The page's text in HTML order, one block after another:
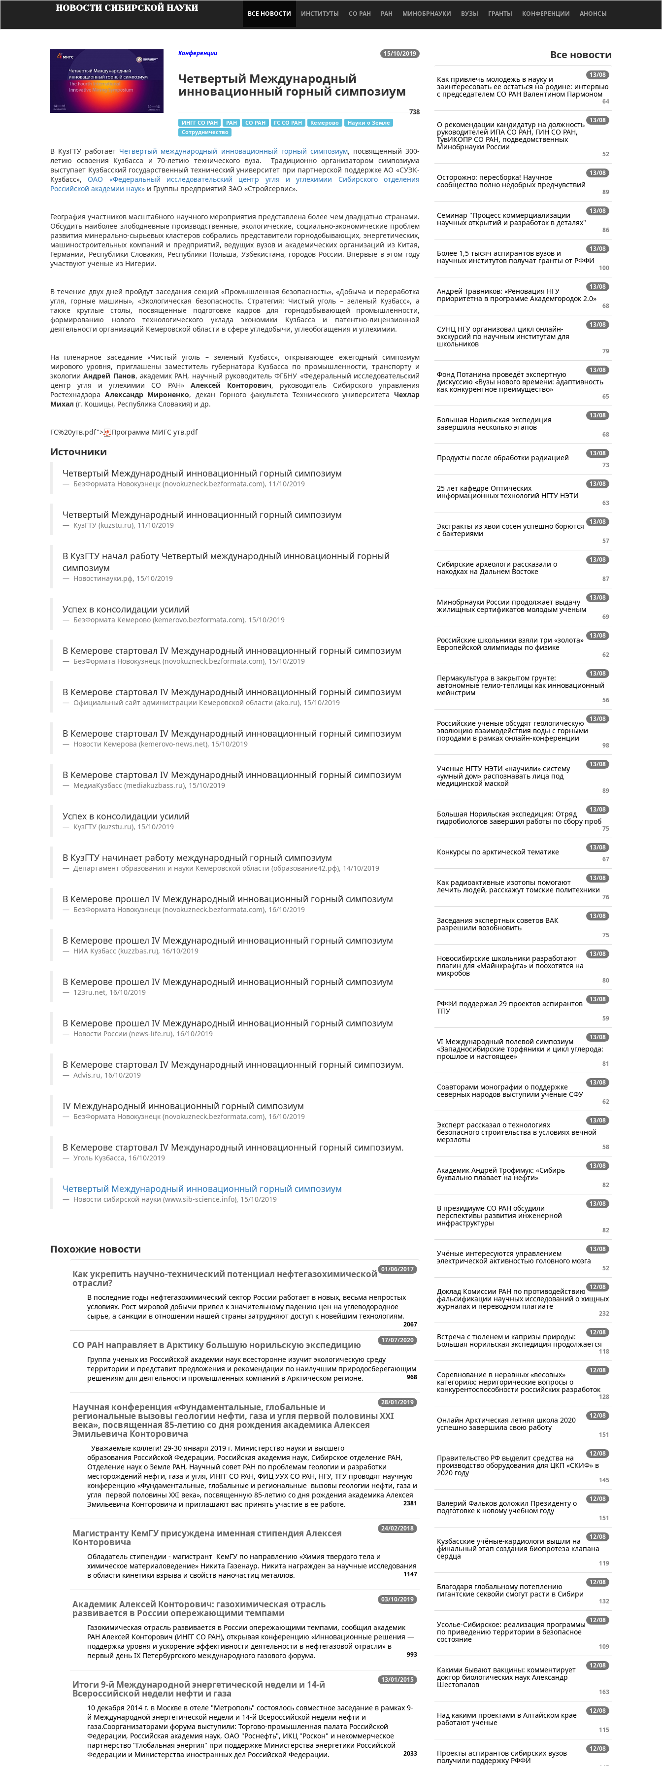
НОВОСТИ СИБИРСКОЙ НАУКИ
ВСЕ НОВОСТИ ИНСТИТУТЫ СО РАН РАН МИНОБРНАУКИ ВУЗЫ ГРАНТЫ КОНФЕРЕНЦИИ АНОНСЫ
15/10/2019
Конференции
Четвертый Международный
инновационный горный симпозиум
738
ИНГГ СО РАН РАН СО РАН ГС СО РАН Кемерово
Науки о Земле
Сотрудничество
В КузГТУ работает Четвертый международный инновационный горный симпозиум, посвященный 300-
летию освоения Кузбасса и 70-летию технического вуза. Традиционно организатором симпозиума
выступает Кузбасский государственный технический университет при партнерской поддержке АО «СУЭК-
Кузбасс», ОАО «Федеральный исследовательский центр угля и углехимии Сибирского отделения
Российской академии наук» и Группы предприятий ЗАО «Стройсервис».
География участников масштабного научного мероприятия представлена более чем двадцатью странами.
Обсудить наиболее злободневные производственные, экологические, социально-экономические проблем
развития минерально-сырьевых кластеров собрались представители горнодобывающих, энергетических,
машиностроительных компаний и предприятий, ведущих вузов и академических организаций из Китая,
Германии, Республики Словакия, Республики Польша, Узбекистана, городов России. Впервые в этом году
участвуют ученые из Нигерии.
В течение двух дней пройдут заседания секций «Промышленная безопасность», «Добыча и переработка
угля, горные машины», «Экологическая безопасность. Стратегия: Чистый уголь – зеленый Кузбасс», а
также круглые столы, посвященные подготовке кадров для горнодобывающей промышленности,
формированию нового технологического уклада экономики Кузбасса и патентно-лицензионной
деятельности организаций Кемеровской области в сфере угледобычи, углеобогащения и углехимии.
На пленарное заседание «Чистый уголь – зеленый Кузбасс», открывающее ежегодный симпозиум
мирового уровня, приглашены заместитель губернатора Кузбасса по промышленности, транспорту и
экологииАндрей Панов, академик РАН, научный руководитель ФГБНУ «Федеральный исследовательский
центр угля и углехимии СО РАН» Алексей Конторович, руководитель Сибирского управления
Ростехнадзора Александр Мироненко, декан Горного факультета Технического университета Чехлар
Михал (г. Кошицы, Республика Словакия) и др.
ГС%20утв.pdf"> Программа МИГС утв.pdf
Источники
Четвертый Международный инновационный горный симпозиум
БезФормата Новокузнецк (novokuzneck.bezformata.com), 11/10/2019
Четвертый Международный инновационный горный симпозиум
КузГТУ (kuzstu.ru), 11/10/2019
В КузГТУ начал работу Четвертый международный инновационный горный
симпозиум
Новостинауки.рф, 15/10/2019
Успех в консолидации усилий
БезФормата Кемерово (kemerovo.bezformata.com), 15/10/2019
В Кемерове стартовал IV Международный инновационный горный симпозиум
БезФормата Новокузнецк (novokuzneck.bezformata.com), 15/10/2019
В Кемерове стартовал IV Международный инновационный горный симпозиум
Официальный сайт администрации Кемеровской области (ako.ru), 15/10/2019
В Кемерове стартовал IV Международный инновационный горный симпозиум
Новости Кемерова (kemerovo-news.net), 15/10/2019
В Кемерове стартовал IV Международный инновационный горный симпозиум
МедиаКузбасс (mediakuzbass.ru), 15/10/2019
Успех в консолидации усилий
КузГТУ (kuzstu.ru), 15/10/2019
В КузГТУ начинает работу международный горный симпозиум
Департамент образования и науки Кемеровской области (образование42.рф), 14/10/2019
В Кемерове прошел IV Международный инновационный горный симпозиум
БезФормата Новокузнецк (novokuzneck.bezformata.com), 16/10/2019
В Кемерове прошел IV Международный инновационный горный симпозиум
НИА Кузбасс (kuzzbas.ru), 16/10/2019
В Кемерове прошел IV Международный инновационный горный симпозиум
123ru.net, 16/10/2019
В Кемерове прошел IV Международный инновационный горный симпозиум
Новости России (news-life.ru), 16/10/2019
В Кемерове стартовал IV Международный инновационный горный симпозиум.
Advis.ru, 16/10/2019
IV Международный инновационный горный симпозиум
БезФормата Новокузнецк (novokuzneck.bezformata.com), 16/10/2019
В Кемерове стартовал IV Международный инновационный горный симпозиум.
Уголь Кузбасса, 16/10/2019
Четвертый Международный инновационный горный симпозиум
Новости сибирской науки (www.sib-science.info), 15/10/2019
Похожие новости
01/06/2017
Как укрепить научно-технический потенциал нефтегазохимической
отрасли?
​В последние годы нефтегазохимический сектор России работает в новых, весьма непростых
условиях. Рост мировой добычи привел к значительному падению цен на углеводородное
сырье, а санкции в отношении нашей страны затрудняют доступ к новейшим технологиям.
2067
17/07/2020
СО РАН направляет в Арктику большую норильскую экспедицию
​​Группа ученых из Российской академии наук всесторонне изучит экологическую среду
территории и представит предложения и рекомендации по наилучшим природосберегающим
решениям для деятельности промышленных компаний в Арктическом регионе.
968
28/01/2019
Научная конференция «Фундаментальные, глобальные и
региональные вызовы геологии нефти, газа и угля первой половины XXI
века», посвященная 85-летию со дня рождения академика Алексея
Эмильевича Конторовича
​​​ Уважаемые коллеги! 29-30 января 2019 г. Министерство науки и высшего
образования Российской Федерации, Российская академия наук, Сибирское отделение РАН,
Отделение наук о Земле РАН, Научный совет РАН по проблемам геологии и разработки
месторождений нефти, газа и угля, ИНГГ СО РАН, ФИЦ УУХ СО РАН, НГУ, ТГУ проводят научную
конференцию «Фундаментальные, глобальные и региональные вызовы геологии нефти, газа и
угля первой половины XXI века», посвященную 85-летию со дня рождения академика Алексея
Эмильевича Конторовича и приглашают вас принять участие в ее работе.
2381
24/02/2018
Магистранту КемГУ присуждена именная стипендия Алексея
Конторовича
​Обладатель стипендии - магистрант КемГУ по направлению «Химия твердого тела и
химическое материаловедение» Никита Газенаур. Никита награжден за научные исследования
в области кинетики взрыва и свойств наночастиц металлов.
1147
03/10/2019
Академик Алексей Конторович: газохимическая отрасль
развивается в России опережающими темпами
​Газохимическая отрасль развивается в России опережающими темпами, сообщил академик
РАН Алексей Конторович (ИНГГ СО РАН), открывая конференцию «Инновационные решения —
поддержка уровня и ускорение эффективности деятельности в нефтегазовой отрасли» в
первый день IX Петербургского международного газового форума.
993
13/01/2015
Итоги 9-й Международной энергетической недели и 14-й
Всероссийской недели нефти и газа
10 декабря 2014 г. в Москве в отеле "Метрополь" состоялось совместное заседание в рамках 9-
й Международной энергетической недели и 14-й Всероссийской недели нефти и
газа.Соорганизаторами форума выступили: Торгово-промышленная палата Российской
Федерации, Российская академия наук, ОАО "Роснефть", ИКЦ "Роскон" и некоммерческое
партнерство "Глобальная энергия" при поддержке Министерства энергетики Российской
Федерации и Министерства иностранных дел Российской Федерации.
2033
Все новости
13/08
Как привлечь молодежь в науку и
заинтересовать ее остаться на родине: интервью
с председателем СО РАН Валентином Пармоном
64
13/08
О рекомендации кандидатур на должность
руководителей ИПА СО РАН, ГИН СО РАН,
ТувИКОПР СО РАН, подведомственных
Минобрнауки России
52
13/08
Осторожно: пересборка! Научное
сообщество полно недобрых предчувствий
89
13/08
Семинар "Процесс коммерциализации
научных открытий и разработок в деталях"
86
13/08
Более 1,5 тысяч аспирантов вузов и
научных институтов получат гранты от РФФИ
100
13/08
Андрей Травников: «Реновация НГУ
приоритетна в программе Академгородок 2.0»
68
13/08
СУНЦ НГУ организовал цикл онлайн-
экскурсий по научным институтам для
школьников
79
13/08
Фонд Потанина проведёт экспертную
дискуссию «Вузы нового времени: адаптивность
как конкурентное преимущество»
65
13/08
Большая Норильская экспедиция
завершила несколько этапов
68
13/08
Продукты после обработки радиацией
73
13/08
25 лет кафедре Оптических
информационных технологий НГТУ НЭТИ
63
13/08
Экстракты из хвои сосен успешно борются
с бактериями
57
13/08
Сибирские археологи рассказали о
находках на Дальнем Востоке
87
13/08
Минобрнауки России продолжает выдачу
жилищных сертификатов молодым учёным
69
13/08
Российские школьники взяли три «золота»
Европейской олимпиады по физике
62
13/08
Пермакультура в закрытом грунте:
автономные гелио-теплицы как инновационный
мейнстрим
56
13/08
Российские ученые обсудят геологическую
эволюцию взаимодействия воды с горными
породами в рамках онлайн-конференции
98
13/08
Ученые НГТУ НЭТИ «научили» систему
«умный дом» распознавать лица под
медицинской маской
89
13/08
Большая Норильская экспедиция: Отряд
гидробиологов завершил работы по сбору проб
75
13/08
Конкурсы по арктической тематике
67
13/08
Как радиоактивные изотопы помогают
лечить людей, расскажут томские политехники
76
13/08
Заседания экспертных советов ВАК
разрешили возобновить
75
13/08
Новосибирские школьники разработают
плагин для «Майнкрафта» и поохотятся на
микробов
80
13/08
РФФИ поддержал 29 проектов аспирантов
ТПУ
59
13/08
VI Международный полевой симпозиум
«Западносибирские торфяники и цикл углерода:
прошлое и настоящее»
81
13/08
Cоавторами монографии о поддержке
северных народов выступили учёные СФУ
62
13/08
Эксперт рассказал о технологиях
безопасного строительства в условиях вечной
мерзлоты
58
13/08
Академик Андрей Трофимук: «Сибирь
буквально плавает на нефти»
82
13/08
В президиуме СО РАН обсудили
перспективы развития инженерной
инфраструктуры
82
13/08
Учёные интересуются управлением
электрической активностью головного мозга
52
12/08
Доклад Комиссии РАН по противодействию
фальсификации научных исследований о хищных
журналах и переводном плагиате
232
12/08
Встреча с тюленем и капризы природы:
Большая норильская экспедиция продолжается
118
12/08
Соревнование в неравных «весовых»
категориях: нериторические вопросы о
конкурентоспособности российских разработок
128
12/08
Онлайн Арктическая летняя школа 2020
успешно завершила свою работу
151
12/08
Правительство РФ выделит средства на
производство оборудования для ЦКП «СКИФ» в
2020 году
145
12/08
Валерий Фальков доложил Президенту о
подготовке к новому учебном году
151
12/08
Кузбасские учёные-кардиологи вышли на
финальный этап создания биопротеза клапана
сердца
119
12/08
Благодаря глобальному потеплению
гигантские секвойи смогут расти в Сибири
132
12/08
Усолье-Сибирское: реализация программы
по приведению территории в безопасное
состояние
109
12/08
Какими бывают вакцины: комментирует
доктор биологических наук Александр
Шестопалов
163
12/08
Над какими проектами в Алтайском крае
работают ученые
115
12/08
Проекты аспирантов сибирских вузов
получили поддержку РФФИ